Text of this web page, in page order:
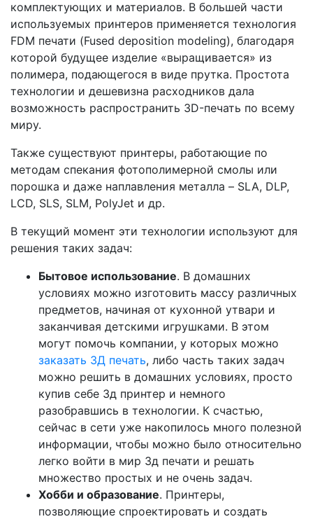
комплектующих и материалов. В большей части
используемых принтеров применяется технология
FDM печати (Fused deposition modeling), благодаря
которой будущее изделие «выращивается» из
полимера, подающегося в виде прутка. Простота
технологии и дешевизна расходников дала
возможность распространить 3D-печать по всему
миру.
Также существуют принтеры, работающие по
методам спекания фотополимерной смолы или
порошка и даже наплавления металла – SLA, DLP,
LCD, SLS, SLM, PolyJet и др.
В текущий момент эти технологии используют для
решения таких задач:
Бытовое использование. В домашних
условиях можно изготовить массу различных
предметов, начиная от кухонной утвари и
заканчивая детскими игрушками. В этом
могут помочь компании, у которых можно
заказать 3Д печать, либо часть таких задач
можно решить в домашних условиях, просто
купив себе 3д принтер и немного
разобравшись в технологии. К счастью,
сейчас в сети уже накопилось много полезной
информации, чтобы можно было относительно
легко войти в мир 3д печати и решать
множество простых и не очень задач.
Хобби и образование. Принтеры,
позволяющие спроектировать и создать